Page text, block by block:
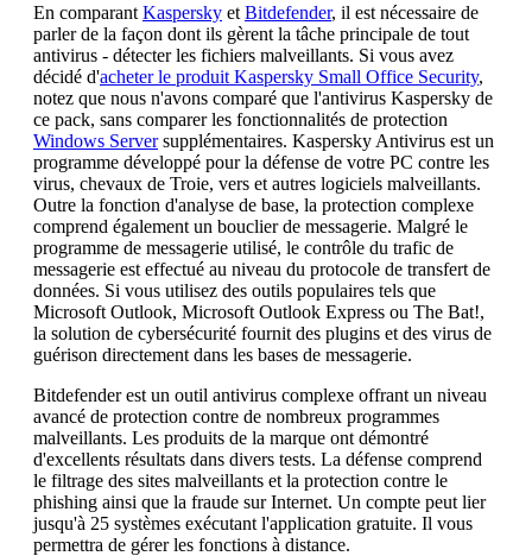
En comparant Kaspersky et Bitdefender, il est nécessaire de
parler de la façon dont ils gèrent la tâche principale de tout
antivirus - détecter les fichiers malveillants. Si vous avez
décidé d'acheter le produit Kaspersky Small Office Security,
notez que nous n'avons comparé que l'antivirus Kaspersky de
ce pack, sans comparer les fonctionnalités de protection
Windows Serversupplémentaires. Kaspersky Antivirus est un
programme développé pour la défense de votre PC contre les
virus, chevaux de Troie, vers et autres logiciels malveillants.
Outre la fonction d'analyse de base, la protection complexe
comprend également un bouclier de messagerie. Malgré le
programme de messagerie utilisé, le contrôle du trafic de
messagerie est effectué au niveau du protocole de transfert de
données. Si vous utilisez des outils populaires tels que
Microsoft Outlook, Microsoft Outlook Express ou The Bat!,
la solution de cybersécurité fournit des plugins et des virus de
guérison directement dans les bases de messagerie.
Bitdefender est un outil antivirus complexe offrant un niveau
avancé de protection contre de nombreux programmes
malveillants. Les produits de la marque ont démontré
d'excellents résultats dans divers tests. La défense comprend
le filtrage des sites malveillants et la protection contre le
phishing ainsi que la fraude sur Internet. Un compte peut lier
jusqu'à 25 systèmes exécutant l'application gratuite. Il vous
permettra de gérer les fonctions à distance.